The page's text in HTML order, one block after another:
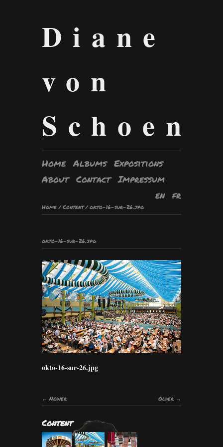
Diane
von
Schoen
Home Albums Expositions
About Contact Impressum
en fr
Home / Content/ okto-16-sur-26.jpg
okto-16-sur-26.jpg
okto-16-sur-26.jpg
Older
Newer
Content